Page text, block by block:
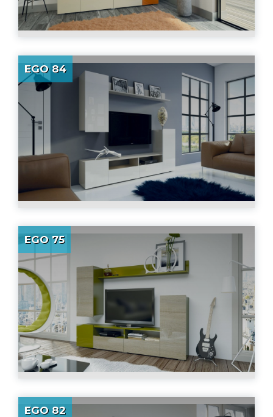
EGO 84
EGO 75
EGO 82